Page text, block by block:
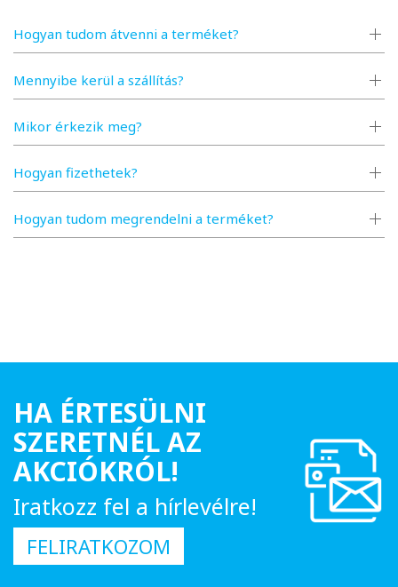
Hogyan tudom átvenni a terméket?
Mennyibe kerül a szállítás?
Mikor érkezik meg?
Hogyan fizethetek?
Hogyan tudom megrendelni a terméket?
HA ÉRTESÜLNI
SZERETNÉL AZ
AKCIÓKRÓL!
Iratkozz fel a hírlevélre!
FELIRATKOZOM